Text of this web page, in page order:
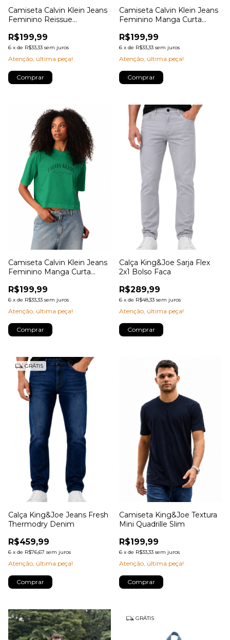
Camiseta Calvin Klein Jeans
Feminino Reissue
R$199,99
6 x de R$33,33 sem juros
Atenção, última peça!
Comprar
Camiseta Calvin Klein Jeans
Feminino Manga Curta
R$199,99
6 x de R$33,33 sem juros
Atenção, última peça!
Comprar
Camiseta Calvin Klein Jeans
Feminino Manga Curta
R$199,99
6 x de R$33,33 sem juros
Atenção, última peça!
Comprar
Calça King&Joe Sarja Flex
2x1 Bolso Faca
R$289,99
6 x de R$48,33 sem juros
Atenção, última peça!
Comprar
GRÁTIS
Calça King&Joe Jeans Fresh
Thermodry Denim
R$459,99
6 x de R$76,67 sem juros
Atenção, última peça!
Comprar
Camiseta King&Joe Textura
Mini Quadrille Slim
R$199,99
6 x de R$33,33 sem juros
Atenção, última peça!
Comprar
GRÁTIS